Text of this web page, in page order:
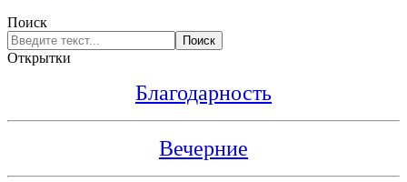
Поиск
Поиск
Открытки
Благодарность
Вечерние